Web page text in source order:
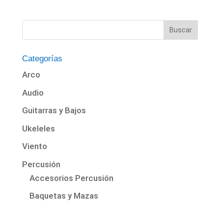
Categorías
Arco
Audio
Guitarras y Bajos
Ukeleles
Viento
Percusión
Accesorios Percusión
Baquetas y Mazas